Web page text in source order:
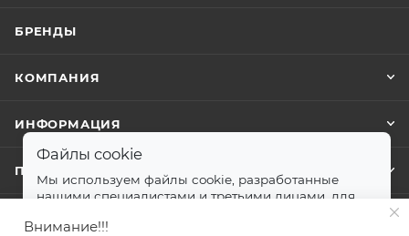
БРЕНДЫ
КОМПАНИЯ
ИНФОРМАЦИЯ
ПОМОЩЬ
Внимание!!!
Файлы cookie
Мы используем файлы cookie, разработанные
нашими специалистами и третьими лицами, для